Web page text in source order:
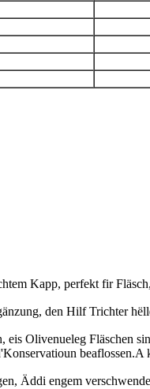
Kapp, perfekt fir
den Hilf Trichter
eis Olivenueleg Fläschen
beaflossen.A
Äddi engem